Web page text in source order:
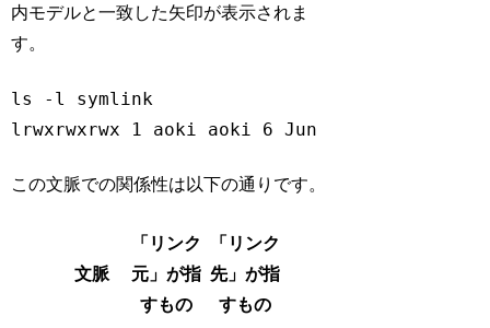
内モデルと一致した矢印が表示されま
す。
ls -l symlink
lrwxrwxrwx 1 aoki aoki 6 Jun 27 09:00
この文脈での関係性は以下の通りです。
文脈
「リンク
元」が指
すもの
「リンク
先」が指
すもの